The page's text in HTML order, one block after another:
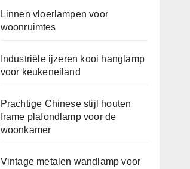
Linnen vloerlampen voor
woonruimtes
Industriële ijzeren kooi hanglamp
voor keukeneiland
Prachtige Chinese stijl houten
frame plafondlamp voor de
woonkamer
Vintage metalen wandlamp voor